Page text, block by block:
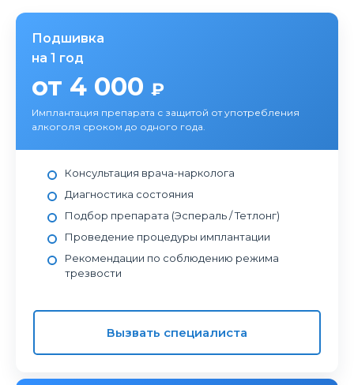
Подшивка
на 1 год
от 4 000 ₽
Имплантация препарата с защитой от употребления
алкоголя сроком до одного года.
Консультация врача-нарколога
Диагностика состояния
Подбор препарата (Эспераль / Тетлонг)
Проведение процедуры имплантации
Рекомендации по соблюдению режима
трезвости
Вызвать специалиста